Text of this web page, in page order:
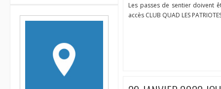
Les passes de sentier doivent
accès CLUB QUAD LES